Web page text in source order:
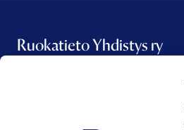
Ruokatieto Yhdistys ry